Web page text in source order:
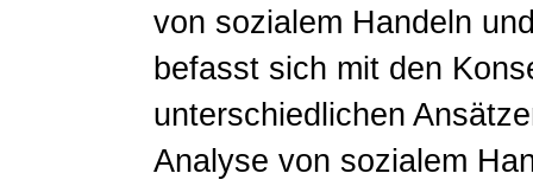
von sozialem Handeln
befasst sich mit den
unterschiedlichen
Analyse von sozialem